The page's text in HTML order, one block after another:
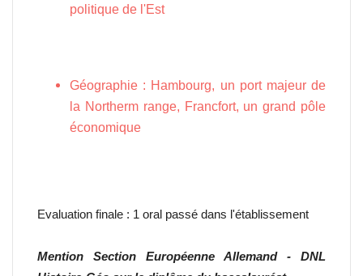
politique de l'Est
Géographie : Hambourg, un port majeur de
la Northerm range, Francfort, un grand pôle
économique
Evaluation finale : 1 oral passé dans l'établissement
Mention Section Européenne Allemand - DNL